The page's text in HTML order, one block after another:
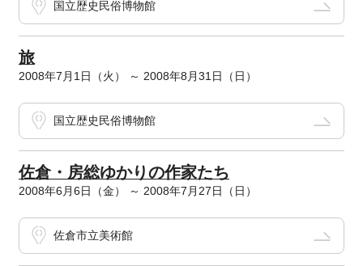
国立歴史民俗博物館
旅
2008年7月1日（火） ～ 2008年8月31日（日）
国立歴史民俗博物館
佐倉・房総ゆかりの作家たち
2008年6月6日（金） ～ 2008年7月27日（日）
佐倉市立美術館